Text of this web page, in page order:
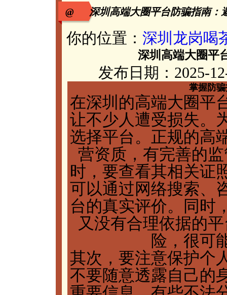
@ 深圳高端大圈平台防骗指南：
你的位置： 深圳龙岗喝
深圳高端大圈平
发布日期：2025-
掌握防
在深圳的高端大圈平
让不少人遭受损失。
选择平台。正规的高
营资质，有完善的
时，要查看其相关证
可以通过网络搜索、
台的真实评价。同时
又没有合理依据的
险，很可
其次，要注意保护个
不要随意透露自己的